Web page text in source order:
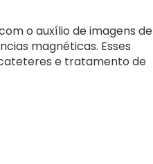
o auxílio de imagens de
magnéticas. Esses
e tratamento de